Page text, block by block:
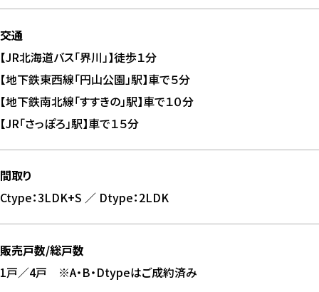
交通
【JR北海道バス「界川」】徒歩１分
【地下鉄東西線「円山公園」駅】車で５分
【地下鉄南北線「すすきの」駅】車で１０分
【JR「さっぽろ」駅】車で１５分
間取り
Ctype：3LDK+S ／ Dtype：2LDK
販売戸数/総戸数
1戸／4戸 ※A・B・Dtypeはご成約済み